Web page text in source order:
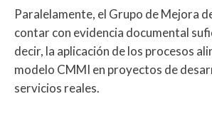
Paralelamente, el Grupo de Mejora
contar con evidencia documental
decir, la aplicación de los procesos
modelo CMMI en proyectos de
servicios reales.